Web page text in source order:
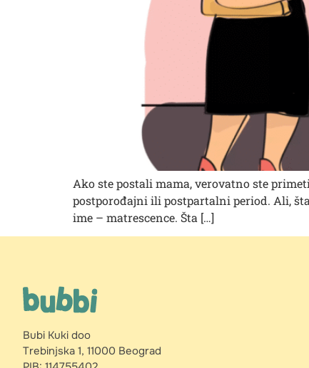
Ako ste postali mama, verovatno ste
postporođajni ili postpartalni period. Ali,
ime – matrescence. Šta […]
Bubi Kuki doo
Trebinjska 1, 11000 Beograd